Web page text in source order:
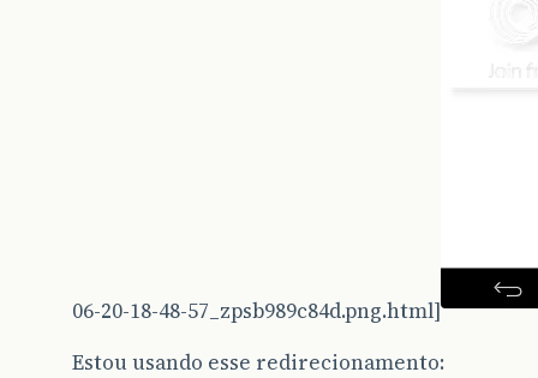
06-20-18-48-57_zpsb989c84d.png.html]
Estou usando esse redirecionamento: